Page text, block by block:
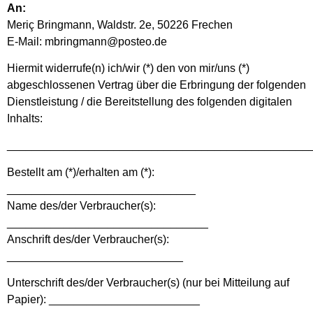
An:
Meriç Bringmann, Waldstr. 2e, 50226 Frechen
E-Mail: mbringmann@posteo.de
Hiermit widerrufe(n) ich/wir (*) den von mir/uns (*)
abgeschlossenen Vertrag über die Erbringung der folgenden
Dienstleistung / die Bereitstellung des folgenden digitalen
Inhalts:
Bestellt am (*)/erhalten am (*):
Name des/der Verbraucher(s):
Anschrift des/der Verbraucher(s):
Unterschrift des/der Verbraucher(s) (nur bei Mitteilung auf
Papier): ________________________